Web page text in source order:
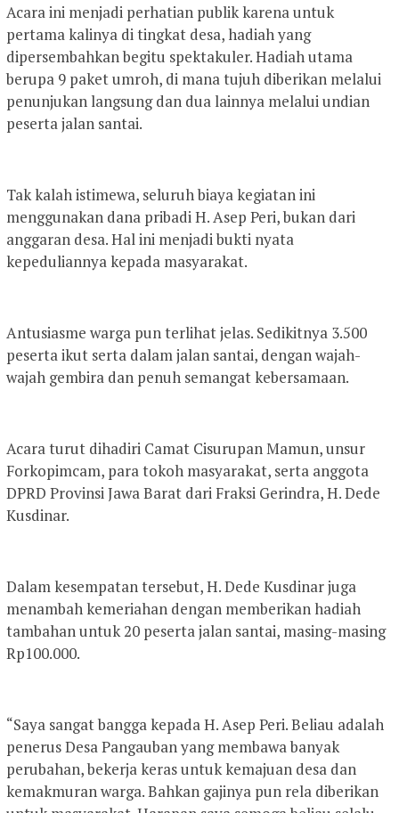
Acara ini menjadi perhatian publik karena untuk
pertama kalinya di tingkat desa, hadiah yang
dipersembahkan begitu spektakuler. Hadiah utama
berupa 9 paket umroh, di mana tujuh diberikan melalui
penunjukan langsung dan dua lainnya melalui undian
peserta jalan santai.
Tak kalah istimewa, seluruh biaya kegiatan ini
menggunakan dana pribadi H. Asep Peri, bukan dari
anggaran desa. Hal ini menjadi bukti nyata
kepeduliannya kepada masyarakat.
Antusiasme warga pun terlihat jelas. Sedikitnya 3.500
peserta ikut serta dalam jalan santai, dengan wajah-
wajah gembira dan penuh semangat kebersamaan.
Acara turut dihadiri Camat Cisurupan Mamun, unsur
Forkopimcam, para tokoh masyarakat, serta anggota
DPRD Provinsi Jawa Barat dari Fraksi Gerindra, H. Dede
Kusdinar.
Dalam kesempatan tersebut, H. Dede Kusdinar juga
menambah kemeriahan dengan memberikan hadiah
tambahan untuk 20 peserta jalan santai, masing-masing
Rp100.000.
“Saya sangat bangga kepada H. Asep Peri. Beliau adalah
penerus Desa Pangauban yang membawa banyak
perubahan, bekerja keras untuk kemajuan desa dan
kemakmuran warga. Bahkan gajinya pun rela diberikan